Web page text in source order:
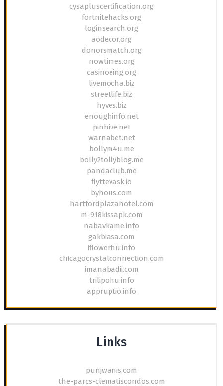
cysapluscertification.org
fortnitehacks.org
loginsearch.org
aodecor.org
donorsmatch.org
nowtimes.org
casinoeing.org
livemocha.biz
streetlife.biz
hyves.biz
enoughinfo.net
pinhive.net
warnabet.net
bollym4u.me
bolly2tollyblog.me
pandaclub.me
flyttevask.io
byhous.com
hartfordplazahotel.com
m-918kissapk.com
nabavkame.info
gakbiasa.com
iflowerhu.info
chicagocrystalconnection.com
imanabadii.com
trilipohu.info
appruptio.info
Links
punjwanis.com
the-parcs-clematiscondos.com